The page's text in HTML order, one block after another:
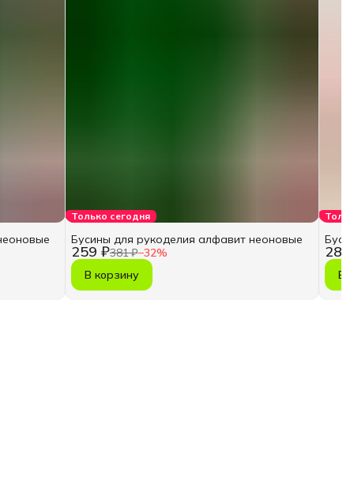
Только сегодня
259 ₽381 ₽−32%
Бусины для рукоделия алфавит неоновые
В корзину
287
В